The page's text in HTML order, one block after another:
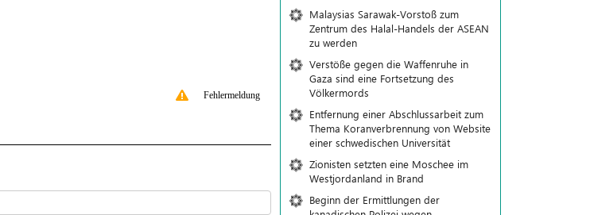
Fehlermeldung
Malaysias Sarawak-Vorstoß zum
Zentrum des Halal-Handels der ASEAN
zu werden
Verstöße gegen die Waffenruhe in
Gaza sind eine Fortsetzung des
Völkermords
Entfernung einer Abschlussarbeit zum
Thema Koranverbrennung von Website
einer schwedischen Universität
Zionisten setzten eine Moschee im
Westjordanland in Brand
Beginn der Ermittlungen der